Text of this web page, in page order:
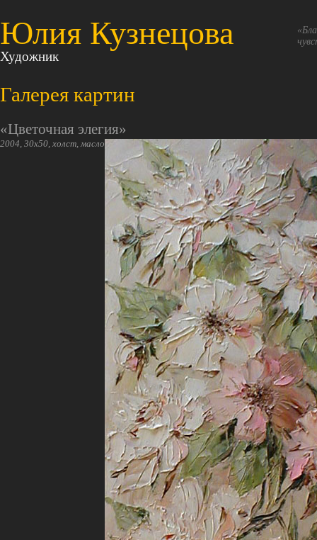
Юлия Кузнецова
Художник
Галерея картин
«Цветочная элегия»
2004, 30х50, холст, масло